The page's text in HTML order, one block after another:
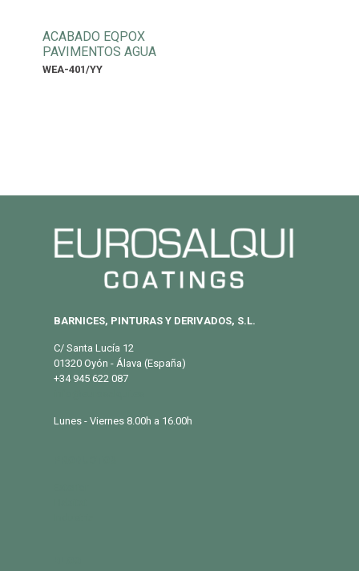
ACABADO EQPOX
PAVIMENTOS AGUA
WEA-401/YY
BARNICES, PINTURAS Y DERIVADOS, S.L.
C/ Santa Lucía 12
01320 Oyón - Álava (España)
+34 945 622 087
Lunes - Viernes 8.00h a 16.00h